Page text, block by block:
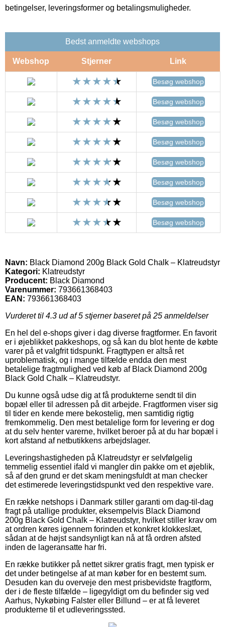
betingelser, leveringsformer og betalingsmuligheder.
Bedst anmeldte webshops
Webshop Stjerner Link
Besøg webshop
Besøg webshop
Besøg webshop
Besøg webshop
Besøg webshop
Besøg webshop
Besøg webshop
Besøg webshop
Navn: Black Diamond 200g Black Gold Chalk – Klatreudstyr
Kategori: Klatreudstyr
Producent: Black Diamond
Varenummer: 793661368403
EAN: 793661368403
Vurderet til 4.3 ud af 5 stjerner baseret på 25 anmeldelser
En hel del e-shops giver i dag diverse fragtformer. En favorit
er i øjeblikket pakkeshops, og så kan du blot hente de købte
varer på et valgfrit tidspunkt. Fragttypen er altså ret
uproblematisk, og i mange tilfælde endda den mest
betalelige fragtmulighed ved køb af Black Diamond 200g
Black Gold Chalk – Klatreudstyr.
Du kunne også udse dig at få produkterne sendt til din
bopæl eller til adressen på dit arbejde. Fragtformen viser sig
til tider en kende mere bekostelig, men samtidig rigtig
fremkommelig. Den mest betalelige form for levering er dog
at du selv henter varerne, hvilket beroer på at du har bopæl i
kort afstand af netbutikkens arbejdslager.
Leveringshastigheden på Klatreudstyr er selvfølgelig
temmelig essentiel ifald vi mangler din pakke om et øjeblik,
så af den grund er det skam meningsfuldt at man checker
det estimerede leveringstidspunkt ved den respektive vare.
En række netshops i Danmark stiller garanti om dag-til-dag
fragt på utallige produkter, eksempelvis Black Diamond
200g Black Gold Chalk – Klatreudstyr, hvilket stiller krav om
at ordren køres igennem forinden et konkret klokkeslæt,
sådan at de højst sandsynligt kan nå at få ordren afsted
inden de lageransatte har fri.
En række butikker på nettet sikrer gratis fragt, men typisk er
det under betingelse af at man køber for en bestemt sum.
Desuden kan du overveje den mest prisbevidste fragtform,
der i de fleste tilfælde – ligegyldigt om du befinder sig ved
Aarhus, Nykøbing Falster eller Billund – er at få leveret
produkterne til et udleveringssted.